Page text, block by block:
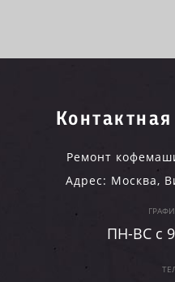
Ремонт
Адрес: Москва,
ПН-ВC c